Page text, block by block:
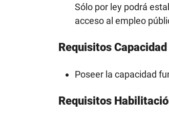
Sólo por ley podrá
acceso al empleo
Requisitos Capacidad
Poseer la capacidad
Requisitos